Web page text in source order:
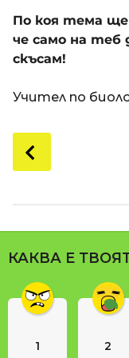
п
р
е
и
8
о
н
п
t
i
По коя тема
че само на теб
скъсам!
Учител по
o
P
a
g
n
КАКВА Е
1 2